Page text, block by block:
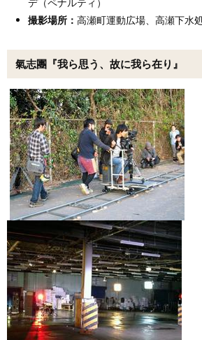
撮影場所： 高瀬町運動広場、高瀬下水
氣志團『我ら思う、故に我ら在り』